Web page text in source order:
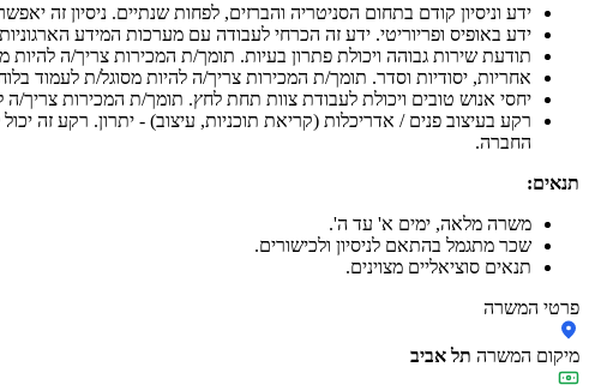
ידע וניסיון קודם בתחום הסניטריה והברזים, לפחות שנתיים. ניסיון
ידע באופיס ופריוריטי. ידע זה הכרחי לעבודה עם מערכות המידע
תודעת שירות גבוהה ויכולת פתרון בעיות. תומך/ת המכירות צריך/ה
אחריות, יסודיות וסדר. תומך/ת המכירות צריך/ה להיות מסוגל/ת לעמוד
יחסי אנוש טובים ויכולת לעבודת צוות תחת לחץ. תומך/ת המכירות
רקע בעיצוב פנים / אדריכלות (קריאת תוכניות, עיצוב) - יתרון. רקע זה
החברה.
תנאים:
משרה מלאה, ימים א' עד ה'.
שכר מתגמל בהתאם לניסיון ולכישורים.
תנאים סוציאליים מצוינים.
פרטי המשרה
מיקום המשרה תל אביב